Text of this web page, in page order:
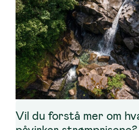
Vil du forstå mer om